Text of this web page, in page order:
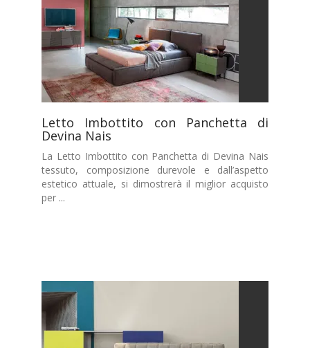
Letto Imbottito con Panchetta di
Devina Nais
La Letto Imbottito con Panchetta di Devina Nais
tessuto, composizione durevole e dall’aspetto
estetico attuale, si dimostrerà il miglior acquisto
per ...